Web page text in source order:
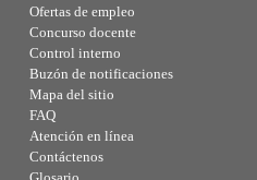
Ofertas de empleo
Concurso docente
Control interno
Buzón de notificaciones
Mapa del sitio
FAQ
Atención en línea
Contáctenos